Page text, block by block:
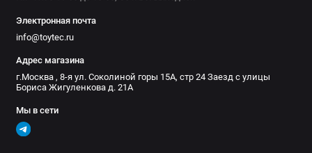
Электронная почта
info@toytec.ru
Адрес магазина
г.Москва , 8-я ул. Соколиной горы 15А, стр 24 Заезд с улицы
Бориса Жигуленкова д. 21А
Мы в сети